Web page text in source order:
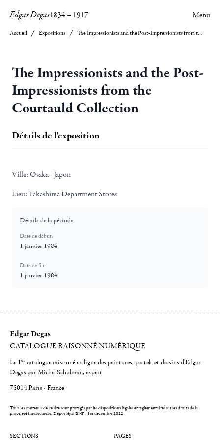
Edgar Degas1834– 1917 Menu
Accueil Expositions The Impressionists and the Post-Impressionists from the Courtauld Collection
The Impressionists and the Post-
Impressionists from the
Courtauld Collection
Détails de l'exposition
Ville: Osaka - Japon
Lieu: Takashima Department Stores
Détails de la période
Date de début:
1 janvier 1984
Date de fin:
1 janvier 1984
Edgar Degas
CATALOGUE RAISONNÉ NUMÉRIQUE
Le 1er catalogue raisonné en ligne des peintures, pastels et dessins d'Edgar
Degas par Michel Schulman, expert
75014 Paris - France
Tous les contenus de ce site sont protégés par les dispositions légales et réglementaires sur les droits de la
propriété intellectuelle.Dépot légal BNF : 1er décembre 2022
SECTIONS PAGES